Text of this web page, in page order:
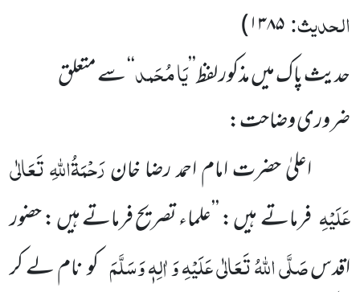
الحدیث:۱۳۸۵)
حدیث پاک میں مذکور لفظ’’یَا مُحَمد‘‘ سے متعلق
ضروری وضاحت:
اعلیٰ حضرت امام احمد رضا خانرَحْمَۃُاللہِ تَعَالٰی
عَلَیْہِ فرماتے ہیں : ’’علماء تصریح فرماتے ہیں : حضور
اقدسصَلَّی اللہُ تَعَالٰی عَلَیْہِ وَ اٰلِہٖ وَسَلَّمَکو نام لے کر